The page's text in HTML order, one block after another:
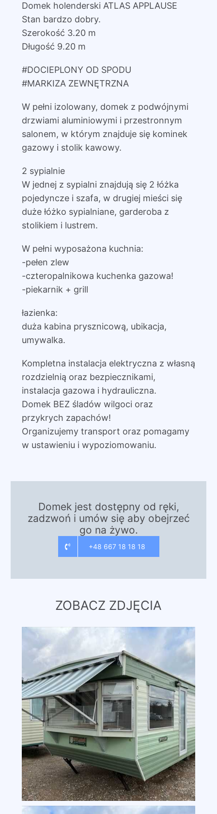
Domek holenderski ATLAS APPLAUSE
Stan bardzo dobry.
Szerokość 3.20 m
Długość 9.20 m
#DOCIEPLONY OD SPODU
#MARKIZA ZEWNĘTRZNA
W pełni izolowany, domek z podwójnymi
drzwiami aluminiowymi i przestronnym
salonem, w którym znajduje się kominek
gazowy i stolik kawowy.
2 sypialnie
W jednej z sypialni znajdują się 2 łóżka
pojedyncze i szafa, w drugiej mieści się
duże łóżko sypialniane, garderoba z
stolikiem i lustrem.
W pełni wyposażona kuchnia:
-pełen zlew
-czteropalnikowa kuchenka gazowa!
-piekarnik + grill
łazienka:
duża kabina prysznicową, ubikacja,
umywalka.
Kompletna instalacja elektryczna z własną
rozdzielnią oraz bezpiecznikami,
instalacja gazowa i hydrauliczna.
Domek BEZ śladów wilgoci oraz
przykrych zapachów!
Organizujemy transport oraz pomagamy
w ustawieniu i wypoziomowaniu.
Domek jest dostępny od ręki,
zadzwoń i umów się aby obejrzeć
go na żywo.
+48 667 18 18 18
ZOBACZ ZDJĘCIA